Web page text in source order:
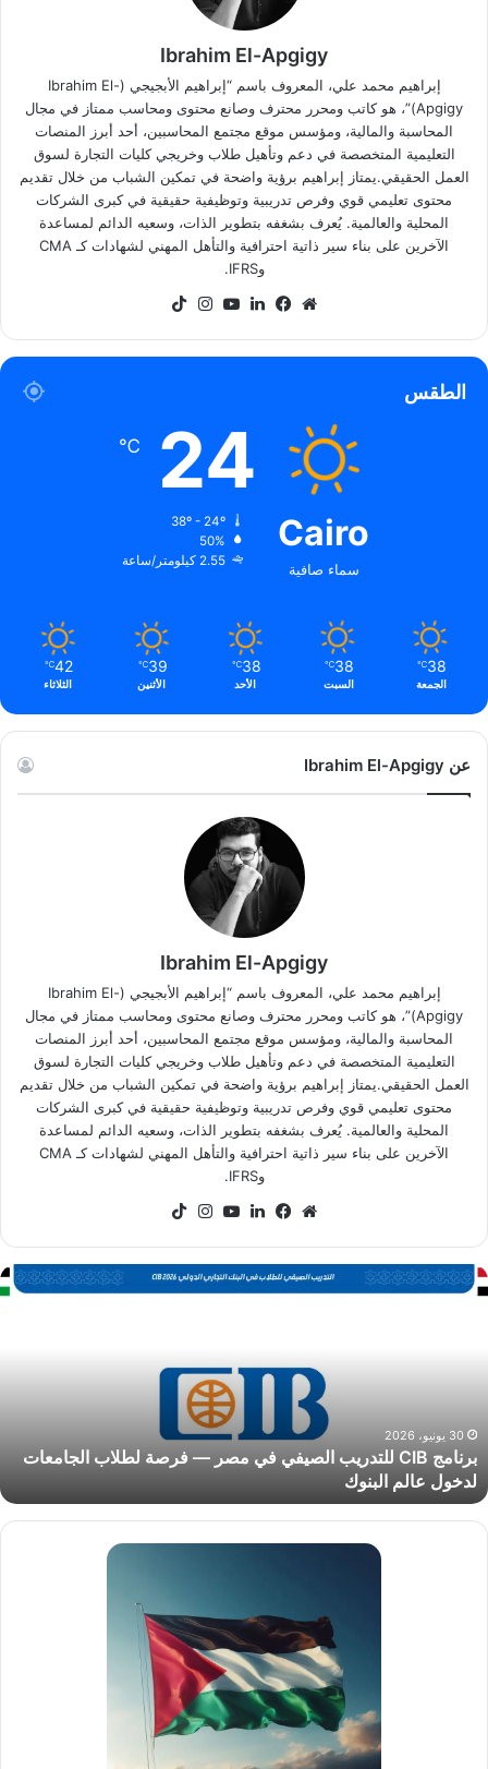
Ibrahim El-Apgigy
إبراهيم محمد علي، المعروف باسم “إبراهيم الأبجيجي (Ibrahim El-
Apgigy)”، هو كاتب ومحرر محترف وصانع محتوى ومحاسب ممتاز في مجال
المحاسبة والمالية، ومؤسس موقع مجتمع المحاسبين، أحد أبرز المنصات
التعليمية المتخصصة في دعم وتأهيل طلاب وخريجي كليات التجارة لسوق
العمل الحقيقي.يمتاز إبراهيم برؤية واضحة في تمكين الشباب من خلال تقديم
محتوى تعليمي قوي وفرص تدريبية وتوظيفية حقيقية في كبرى الشركات
المحلية والعالمية. يُعرف بشغفه بتطوير الذات، وسعيه الدائم لمساعدة
الآخرين على بناء سير ذاتية احترافية والتأهل المهني لشهادات كـ CMA
وIFRS.
موقعفيسبوكلينكدإن‫YouTube
انستقرام
الطقس
Cairo
سماء صافية
24
℃
50%
2.55 كيلومتر/ساعة
38
℃
الجمعة
38
℃
السبت
38
℃
الأحد
39
℃
الأثنين
42
℃
الثلاثاء
عن Ibrahim El-Apgigy
Ibrahim El-Apgigy
إبراهيم محمد علي، المعروف باسم “إبراهيم الأبجيجي (Ibrahim El-
Apgigy)”، هو كاتب ومحرر محترف وصانع محتوى ومحاسب ممتاز في مجال
المحاسبة والمالية، ومؤسس موقع مجتمع المحاسبين، أحد أبرز المنصات
التعليمية المتخصصة في دعم وتأهيل طلاب وخريجي كليات التجارة لسوق
العمل الحقيقي.يمتاز إبراهيم برؤية واضحة في تمكين الشباب من خلال تقديم
محتوى تعليمي قوي وفرص تدريبية وتوظيفية حقيقية في كبرى الشركات
المحلية والعالمية. يُعرف بشغفه بتطوير الذات، وسعيه الدائم لمساعدة
الآخرين على بناء سير ذاتية احترافية والتأهل المهني لشهادات كـ CMA
وIFRS.
موقعفيسبوكلينكدإن‫YouTube
انستقرام
برنامج
CIB
فرصة
لطلاب
الجامعات
لدخول
عالم
30 يونيو، 2026
برنامج CIB للتدريب الصيفي في مصر — فرصة لطلاب الجامعات
لدخول عالم البنوك